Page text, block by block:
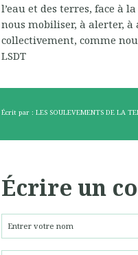
l’eau et des terres, face à
nous mobiliser, à alerter, à
collectivement, comme
LSDT
Écrit par : LES SOULEVEMENTS DE LA
Écrire un